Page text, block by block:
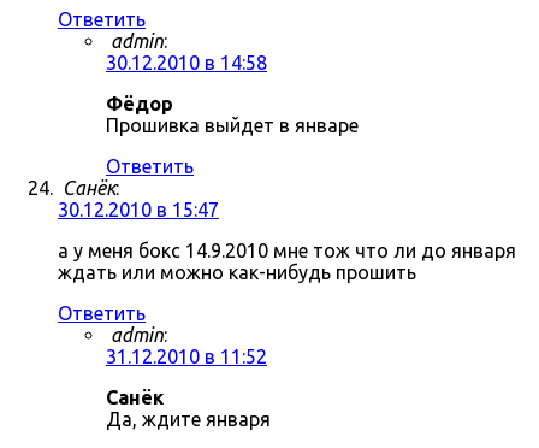
Ответить
admin:
30.12.2010 в 14:58
Фёдор
Прошивка выйдет в январе
Ответить
Санёк:
30.12.2010 в 15:47
а у меня бокс 14.9.2010 мне тож что ли до января
ждать или можно как-нибудь прошить
Ответить
admin:
31.12.2010 в 11:52
Санёк
Да, ждите января